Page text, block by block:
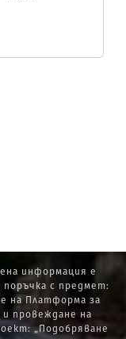
информация е
с предмет:
на Платформа за
провеждане на
„Подобряване